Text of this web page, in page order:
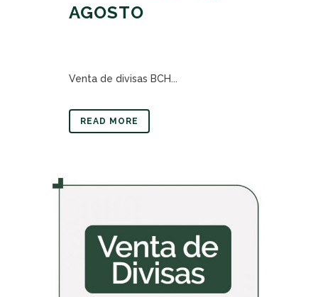
AGOSTO
Venta de divisas BCH...
READ MORE